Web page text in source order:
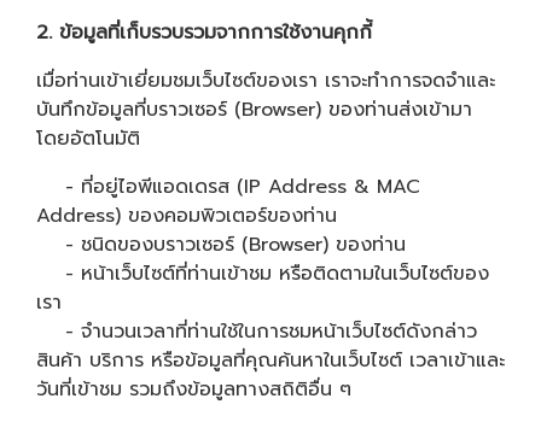
2. ข้อมูลที่เก็บรวบรวมจากการใช้งานคุกกี้
เมื่อท่านเข้าเยี่ยมชมเว็บไซต์ของเรา เราจะทำการจดจำและ
บันทึกข้อมูลที่บราวเซอร์ (Browser) ของท่านส่งเข้ามา
โดยอัตโนมัติ
- ที่อยู่ไอพีแอดเดรส (IP Address & MAC
Address) ของคอมพิวเตอร์ของท่าน
- ชนิดของบราวเซอร์ (Browser) ของท่าน
- หน้าเว็บไซต์ที่ท่านเข้าชม หรือติดตามในเว็บไซต์ของ
เรา
- จำนวนเวลาที่ท่านใช้ในการชมหน้าเว็บไซต์ดังกล่าว
สินค้า บริการ หรือข้อมูลที่คุณค้นหาในเว็บไซต์ เวลาเข้าและ
วันที่เข้าชม รวมถึงข้อมูลทางสถิติอื่น ๆ